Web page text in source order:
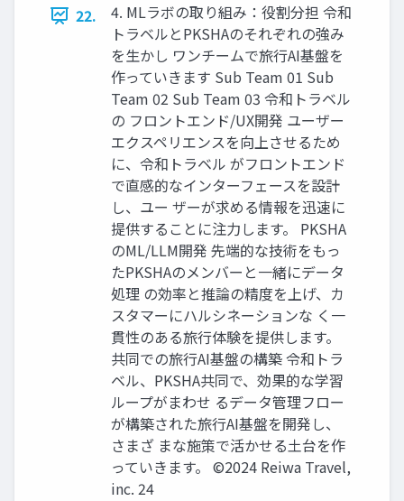
22.
4. MLラボの取り組み：役割分担 令和
トラベルとPKSHAのそれぞれの強み
を⽣かし ワンチームで旅⾏AI基盤を
作っていきます Sub Team 01 Sub
Team 02 Sub Team 03 令和トラベル
の フロントエンド/UX開発 ユーザー
エクスペリエンスを向上させるため
に、令和トラベル がフロントエンド
で直感的なインターフェースを設計
し、ユー ザーが求める情報を迅速に
提供することに注⼒します。 PKSHA
のML/LLM開発 先端的な技術をもっ
たPKSHAのメンバーと⼀緒にデータ
処理 の効率と推論の精度を上げ、カ
スタマーにハルシネーションな く⼀
貫性のある旅⾏体験を提供します。
共同での旅⾏AI基盤の構築 令和トラ
ベル、PKSHA共同で、効果的な学習
ループがまわせ るデータ管理フロー
が構築された旅⾏AI基盤を開発し、
さまざ まな施策で活かせる⼟台を作
っていきます。 ©2024 Reiwa Travel,
inc. 24